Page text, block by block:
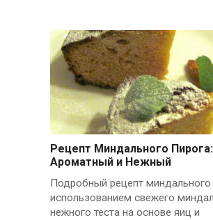
Рецепт Миндального Пирога:
Ароматный и Нежный
Подробный рецепт миндального
использованием свежего
нежного теста на основе яиц и